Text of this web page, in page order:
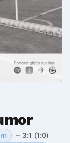
– 3:1 (1:0)